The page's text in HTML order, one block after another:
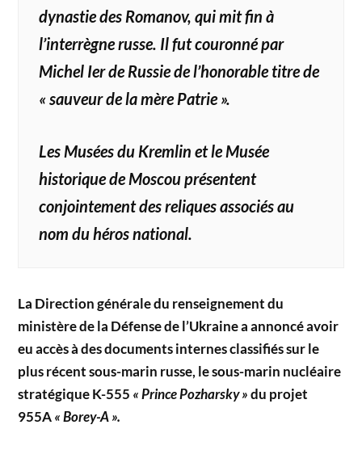
dynastie des Romanov, qui mit fin à
l’interrègne russe. Il fut couronné par
Michel Ier de Russie de l’honorable titre de
« sauveur de la mère Patrie ».
Les Musées du Kremlin et le Musée
historique de Moscou présentent
conjointement des reliques associés au
nom du héros national.
La Direction générale du renseignement du
ministère de la Défense de l’Ukraine a annoncé avoir
eu accès à des documents internes classifiés sur le
plus récent sous-marin russe, le sous-marin nucléaire
stratégique K-555 « Prince Pozharsky »du projet
955A« Borey-A ».